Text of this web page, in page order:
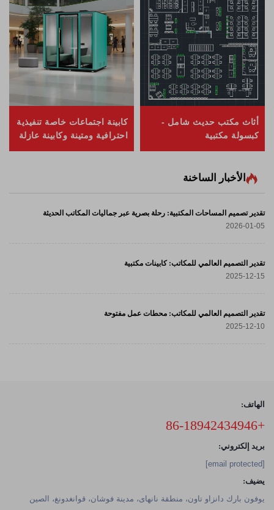
أثاث مكتب حديث شامل -
كبسولة مكتبية
كابينة اجتماعات خاصة تنفيذية
احترافية ومتينة وكابينة عازلة
الأخبار الساخنة
تقدير تصميم المساحات المكتبية: رحلة بصرية عبر جماليات المكاتب الحديثة
2026-01-05
تقدير التصميم العالمي للمكاتب: كابينات مكتبية
2025-12-15
تقدير التصميم العالمي للمكاتب: محطات عمل مفتوحة
2025-12-10
الهاتف:
+86-18942434946
بريد إلكتروني:
[email protected]
يضيف:
يوفون بارك دانزاو تاون، منطقة نانهاى، مدينة فوشان، قوانغدونغ، الصين